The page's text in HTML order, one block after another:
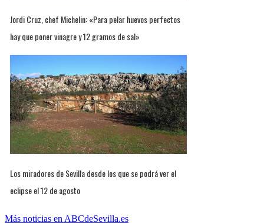
Jordi Cruz, chef Michelin: «Para pelar huevos perfectos
hay que poner vinagre y 12 gramos de sal»
Los miradores de Sevilla desde los que se podrá ver el
eclipse el 12 de agosto
Más noticias en ABCdeSevilla.es